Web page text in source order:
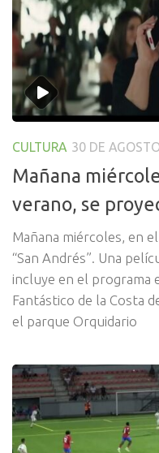
CULTURA 30 DE
Mañana
verano, se
Mañana miércoles, en
“San Andrés”. Una
incluye en el programa
Fantástico de la Costa
el parque Orquidario